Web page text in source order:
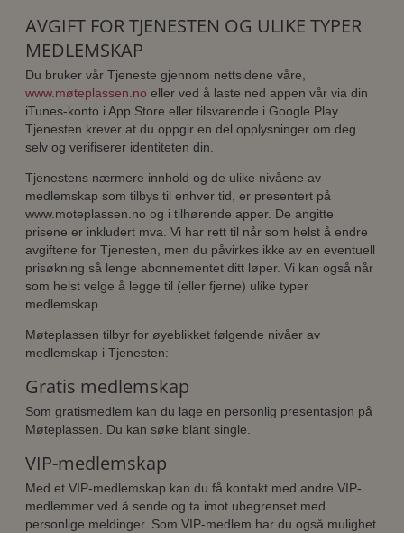
AVGIFT FOR TJENESTEN OG ULIKE TYPER
MEDLEMSKAP
Du bruker vår Tjeneste gjennom nettsidene våre,
www.møteplassen.no eller ved å laste ned appen vår via din
iTunes-konto i App Store eller tilsvarende i Google Play.
Tjenesten krever at du oppgir en del opplysninger om deg
selv og verifiserer identiteten din.
Tjenestens nærmere innhold og de ulike nivåene av
medlemskap som tilbys til enhver tid, er presentert på
www.moteplassen.no og i tilhørende apper. De angitte
prisene er inkludert mva. Vi har rett til når som helst å endre
avgiftene for Tjenesten, men du påvirkes ikke av en eventuell
prisøkning så lenge abonnementet ditt løper. Vi kan også når
som helst velge å legge til (eller fjerne) ulike typer
medlemskap.
Møteplassen tilbyr for øyeblikket følgende nivåer av
medlemskap i Tjenesten:
Gratis medlemskap
Som gratismedlem kan du lage en personlig presentasjon på
Møteplassen. Du kan søke blant single.
VIP-medlemskap
Med et VIP-medlemskap kan du få kontakt med andre VIP-
medlemmer ved å sende og ta imot ubegrenset med
personlige meldinger. Som VIP-medlem har du også mulighet